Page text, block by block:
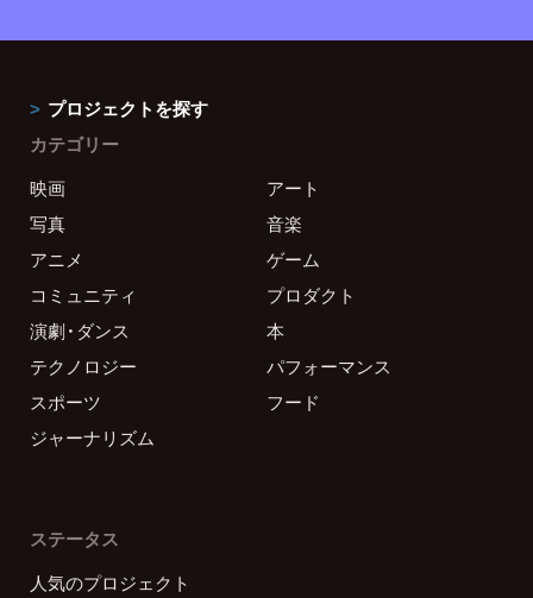
プロジェクトを探す
カテゴリー
映画
アート
写真
音楽
アニメ
ゲーム
コミュニティ
プロダクト
演劇・ダンス
本
テクノロジー
パフォーマンス
スポーツ
フード
ジャーナリズム
ステータス
人気のプロジェクト